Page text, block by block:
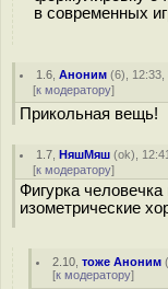
в современных
1.6 ,Аноним (6), 12:33,
[к модератору]
Прикольная вещь!
1.7 ,НяшМяш (ok),
[к модератору]
Фигурка
изометрические
2.10 ,тоже Аноним
[к модератору]